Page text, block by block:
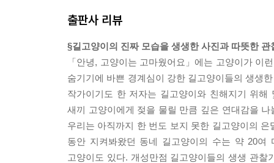
출판사 리뷰
§길고양이의 진짜 모습을 생생한 사진과 따뜻한 관
「안녕, 고양이는 고마웠어요」에는 고양이가 이
숨기기에 바쁜 경계심이 강한 길고양이들의 생생
작가이기도 한 저자는 길고양이와 친해지기 위
새끼 고양이에게 젖을 물릴 만큼 깊은 연대감을
우리는 아직까지 한 번도 보지 못한 길고양이의
동안 지켜봐왔던 동네 길고양이의 수는 약 20
고양이도 있다. 개성만점 길고양이들의 생생 관